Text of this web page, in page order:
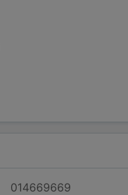
014669669